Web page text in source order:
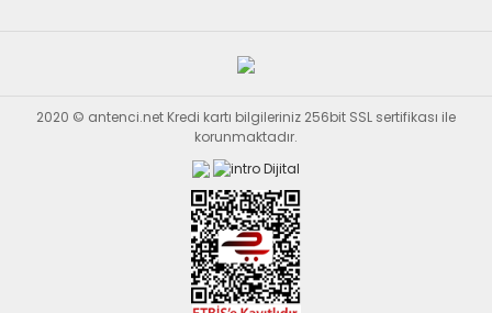
2020 © antenci.net Kredi kartı bilgileriniz 256bit SSL sertifikası ile
korunmaktadır.